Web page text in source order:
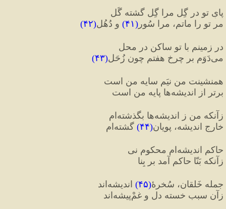
پایِ تو در گِل مرا گِل گشته گُل
مر تو را ماتم، مرا سُور (۴۱) و دُهُل(۴۲)
در زمینم با تو ساکن در محل
میدَوَم بر چرخِ هفتم چون زُحَل(۴۳)
همنشینت من نیَم سایه من است
برتر از اندیشهها پایه من است
زآنکه من ز اندیشهها بگذشتهام
خارجِ اندیشه، پویان(۴۴) گشتهام
حاکمِ اندیشهام محکوم نی
زآنکه بَنّا حاکم آمد بر بِنا
جمله خَلقان، سُخرهٔ(۴۵) اندیشهاند
زآن سبب خسته دل و غمْپیشهاند